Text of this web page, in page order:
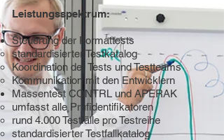
Leistungsspektrum:
Steuerung der Formattests
standardisierter Testkatalog
Koordination der Tests und Testteams
Kommunikation mit den Entwicklern
Massentest CONTRL und APERAK
umfasst alle Prüfidentifikatoren
rund 4.000 Testfälle pro Testreihe
standardisierter Testfallkatalog